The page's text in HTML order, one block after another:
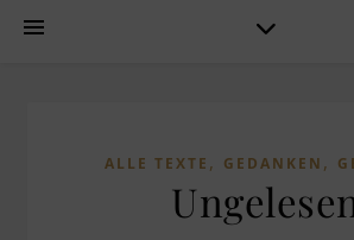
ALLE TEXTE , GEDANKEN ,